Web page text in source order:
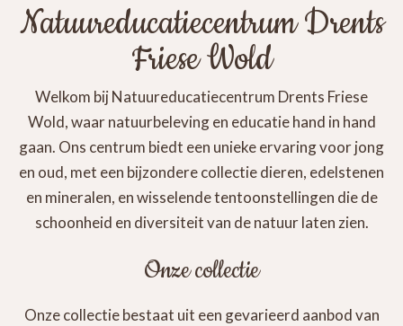
Natuureducatiecentrum Drents
Friese Wold
Welkom bij Natuureducatiecentrum Drents Friese
Wold, waar natuurbeleving en educatie hand in hand
gaan. Ons centrum biedt een unieke ervaring voor jong
en oud, met een bijzondere collectie dieren, edelstenen
en mineralen, en wisselende tentoonstellingen die de
schoonheid en diversiteit van de natuur laten zien.
Onze collectie
Onze collectie bestaat uit een gevarieerd aanbod van